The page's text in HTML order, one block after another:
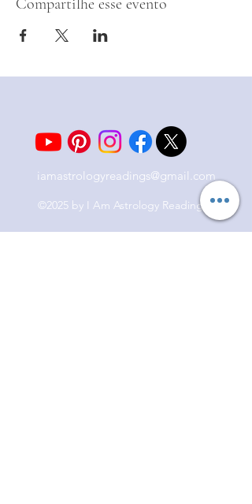
Compartilhe esse evento
iamastrologyreadings@gmail.com
©2025 by I Am Astrology Readings.